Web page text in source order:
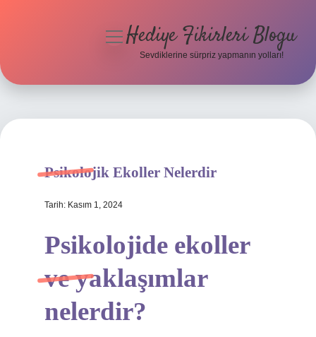
Hakkımızda
menüyüHediye Fikirleri Blogu
Sevdiklerine sürpriz yapmanın yolları!
Psikolojik Ekoller Nelerdir
Tarih: Kasım 1, 2024
Psikolojide ekoller
ve yaklaşımlar
nelerdir?